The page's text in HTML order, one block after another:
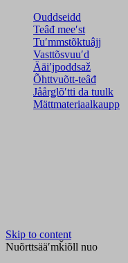
Ouddseidd
Teâđ meeʹst
Tuʹmmstõktuâjj
Vasttõsvuuʹd
Ääiʹjpoddsaž
Õhttvuõtt-teâđ
Jåårǥlõʹtti da tuulk
Mättmateriaalkaupp
Skip to content
Nuõrttsääʹmǩiõll nuo